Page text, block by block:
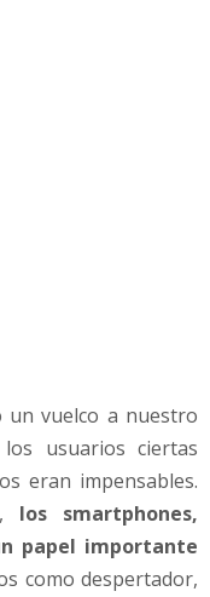
un vuelco a nuestro
usuarios ciertas
eran impensables.
los smartphones,
papel importante
como despertador,